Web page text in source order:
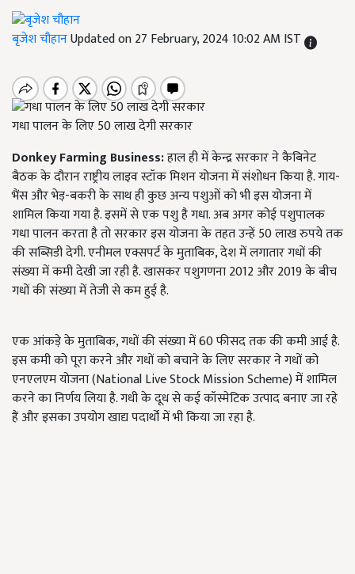
बृजेश चौहानUpdated on 27 February, 2024 10:02 AM IST
गधा पालन के लिए 50 लाख देगी सरकार
Donkey Farming Business:हाल ही में केन्द्र सरकार ने कैबिनेट
बैठक के दौरान राष्ट्रीय लाइव स्टॉक मिशन योजना में संशोधन किया है. गाय-
भैंस और भेड़-बकरी के साथ ही कुछ अन्य पशुओं को भी इस योजना में
शामिल किया गया है. इसमें से एक पशु है गधा. अब अगर कोई पशुपालक
गधा पालन करता है तो सरकार इस योजना के तहत उन्हें 50 लाख रुपये तक
की सब्सिडी देगी. एनीमल एक्सपर्ट के मुताबिक, देश में लगातार गधों की
संख्या में कमी देखी जा रही है. खासकर पशुगणना 2012 और 2019 के बीच
गधों की संख्या में तेजी से कम हुई है.
एक आंकड़े के मुताबिक, गधों की संख्या में 60 फीसद तक की कमी आई है.
इस कमी को पूरा करने और गधों को बचाने के लिए सरकार ने गधों को
एनएलएम योजना (National Live Stock Mission Scheme) में शामिल
करने का निर्णय लिया है. गधी के दूध से कई कॉस्मेटिक उत्पाद बनाए जा रहे
हैं और इसका उपयोग खाद्य पदार्थों में भी किया जा रहा है.